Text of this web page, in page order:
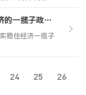
JGJ/T496-
。行业标准《房
国务院发布《扎实稳住经济的一揽子政策措施》
稳住经济一揽子
24 25
26